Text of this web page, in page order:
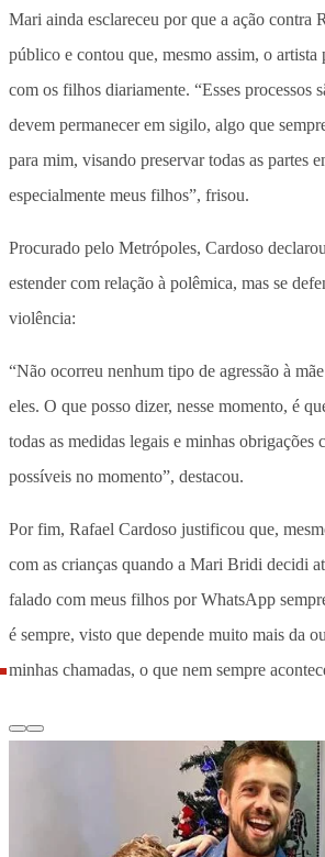
Mari ainda esclareceu por que a ação contra
público e contou que, mesmo assim, o artista
com os filhos diariamente. “Esses processos
devem permanecer em sigilo, algo que
para mim, visando preservar todas as partes
especialmente meus filhos”, frisou.
Procurado pelo Metrópoles, Cardoso
estender com relação à polêmica, mas se
violência:
“Não ocorreu nenhum tipo de agressão à
eles. O que posso dizer, nesse momento, é
todas as medidas legais e minhas obrigações
possíveis no momento”, destacou.
Por fim, Rafael Cardoso justificou que,
com as crianças quando a Mari Bridi decidi
falado com meus filhos por WhatsApp
é sempre, visto que depende muito mais da
minhas chamadas, o que nem sempre